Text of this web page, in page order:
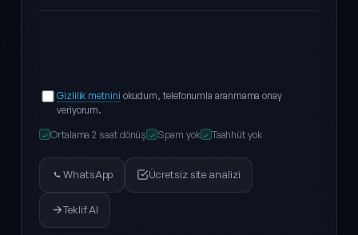
Gizlilik metnini okudum, telefonumla aranmama onay
veriyorum.
✓ Ortalama 2 saat dönüş ✓ Spam yok ✓ Taahhüt yok
WhatsApp Ücretsiz site analizi
Teklif Al